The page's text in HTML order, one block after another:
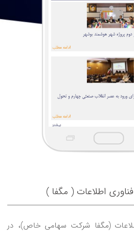
اطلاعات ( مگفا )
(مگفا شرکت سهامی ‌خاص)، در